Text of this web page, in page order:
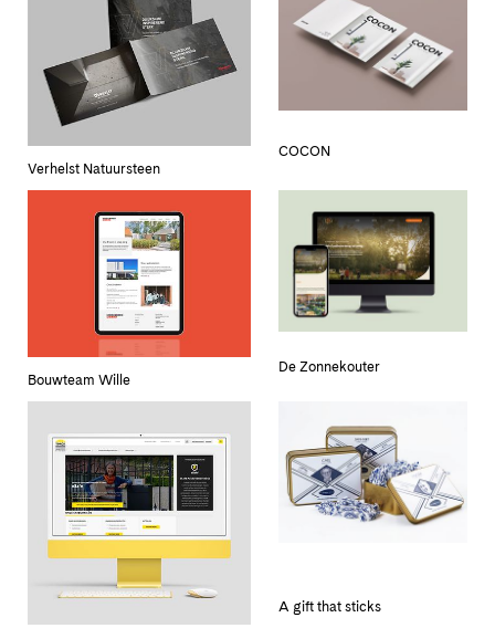
Verhelst Natuursteen
COCON
Bouwteam Wille
De Zonnekouter
A gift that sticks